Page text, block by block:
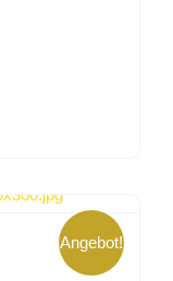
Angebot!